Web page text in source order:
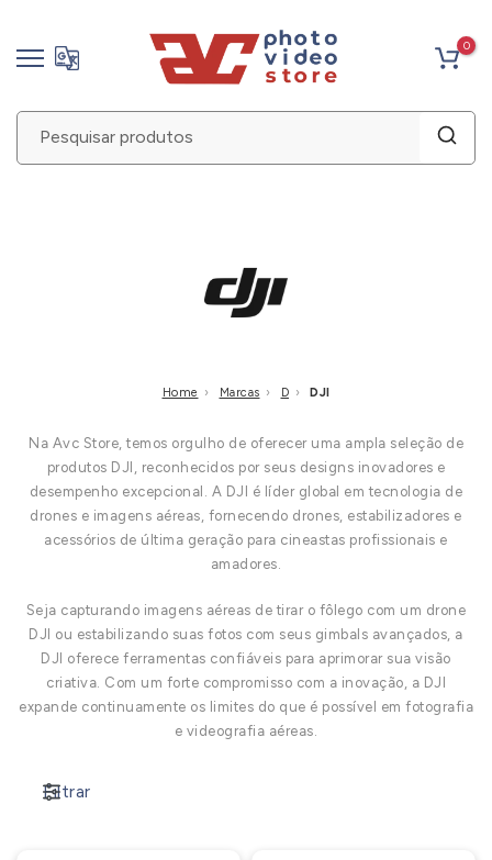
Pular
o
conteúdo
0
Home › Marcas › D › DJI
Na Avc Store, temos orgulho de oferecer uma ampla seleção de
produtos DJI, reconhecidos por seus designs inovadores e
desempenho excepcional. A DJI é líder global em tecnologia de
drones e imagens aéreas, fornecendo drones, estabilizadores e
acessórios de última geração para cineastas profissionais e
amadores.
Seja capturando imagens aéreas de tirar o fôlego com um drone
DJI ou estabilizando suas fotos com seus gimbals avançados, a
DJI oferece ferramentas confiáveis ​​para aprimorar sua visão
criativa. Com um forte compromisso com a inovação, a DJI
expande continuamente os limites do que é possível em fotografia
e videografia aéreas.
Filtrar